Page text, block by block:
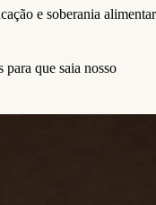
e soberania alimentar
para que saia nosso